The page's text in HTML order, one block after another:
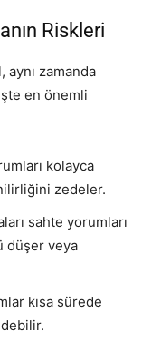
Riskleri
aynı zamanda
en önemli
kolayca
zedeler.
sahte yorumları
düşer veya
kısa sürede